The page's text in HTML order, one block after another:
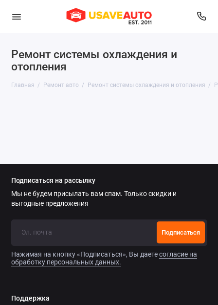
Ремонт системы охлаждения и
отопления
Главная Ремонт авто Ремонт системы охлаждения и отопления
Диагностика
Ремонт подвески
Ремонт рулевого управления
Ремонт системы охлаждения и отопления
Ремонт тормозной системы
Ремонт трансмиссии
Техническое обслуживание
Подписаться на рассылку
Мы не будем присылать вам спам. Только скидки и
выгодные предложения
Подписаться
Нажимая на кнопку «Подписаться», Вы даетесогласие на
обработку персональных данных.
Поддержка